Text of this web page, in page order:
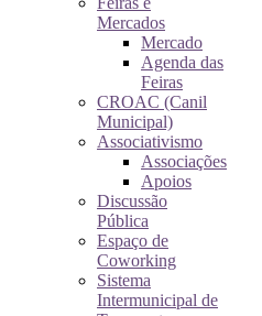
Mercados
Mercado
Agenda das
Feiras
CROAC (Canil
Municipal)
Associativismo
Associações
Apoios
Discussão
Pública
Espaço de
Coworking
Sistema
Intermunicipal de